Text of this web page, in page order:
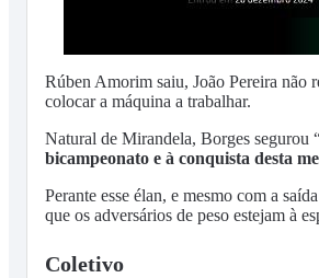
Rúben Amorim saiu, João Pereira não
colocar a máquina a trabalhar.
Natural de Mirandela, Borges segurou
bicampeonato e à conquista desta
Perante esse élan, e mesmo com a
que os adversários de peso estejam à
Coletivo